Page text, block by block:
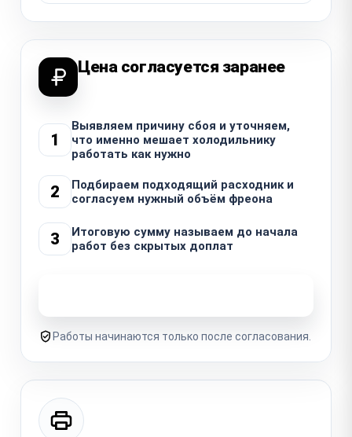
Цена согласуется заранее
1
Выявляем причину сбоя и уточняем,
что именно мешает холодильнику
работать как нужно
2
Подбираем подходящий расходник и
согласуем нужный объём фреона
3
Итоговую сумму называем до начала
работ без скрытых доплат
Работы начинаются только после согласования.